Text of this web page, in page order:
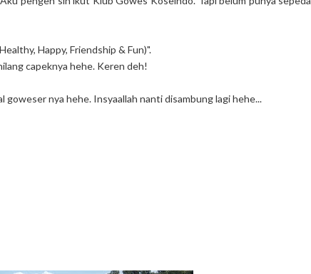
Happy, Friendship & Fun)".
capeknya hehe. Keren deh!
nya hehe. Insyaallah nanti disambung lagi hehe...